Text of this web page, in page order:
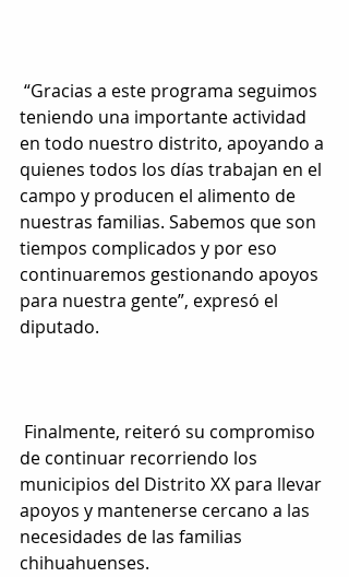
teniendo una importante actividad
en todo nuestro distrito, apoyando a
quienes todos los días trabajan en el
campo y producen el alimento de
nuestras familias. Sabemos que son
tiempos complicados y por eso
continuaremos gestionando apoyos
para nuestra gente”, expresó el
diputado.
de continuar recorriendo los
municipios del Distrito XX para llevar
apoyos y mantenerse cercano a las
necesidades de las familias
chihuahuenses.